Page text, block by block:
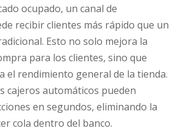
ocupado, un canal de
recibir clientes más rápido que un
Esto no solo mejora la
para los clientes, sino que
el rendimiento general de la tienda.
cajeros automáticos pueden
en segundos, eliminando la
cola dentro del banco.